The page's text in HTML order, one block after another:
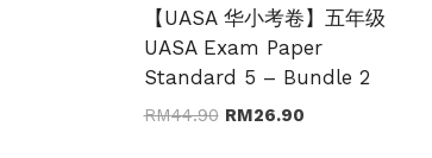
【UASA 华小考卷】五年级
UASA Exam Paper
Standard 5 – Bundle 2
RM44.90 Original
RM26.90Current